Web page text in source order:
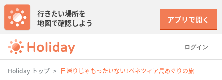
ログイン
行きたい場所を
地図で確認しよう
アプリで開く
Holiday トップ 日帰りじゃもったいない！ベネツィア島めぐりの旅